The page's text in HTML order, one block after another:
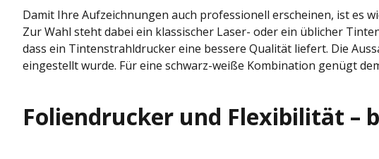
Damit Ihre Aufzeichnungen auch professionell erscheinen, ist es
Zur Wahl steht dabei ein klassischer Laser- oder ein üblicher
dass ein Tintenstrahldrucker eine bessere Qualität liefert. Die
eingestellt wurde. Für eine schwarz-weiße Kombination genügt
Foliendrucker und Flexibilität –